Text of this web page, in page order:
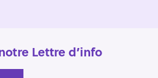
Lettre d’info